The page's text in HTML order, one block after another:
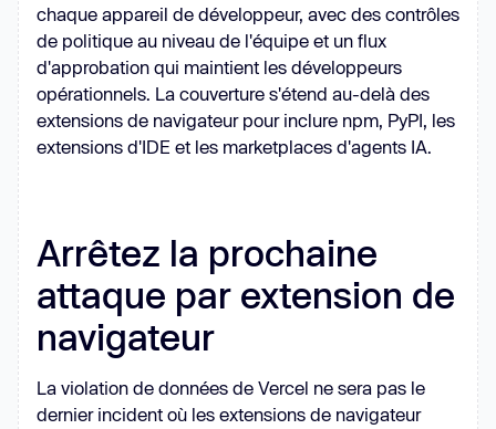
chaque appareil de développeur, avec des contrôles
de politique au niveau de l'équipe et un flux
d'approbation qui maintient les développeurs
opérationnels. La couverture s'étend au-delà des
extensions de navigateur pour inclure npm, PyPI, les
extensions d'IDE et les marketplaces d'agents IA.
Arrêtez la prochaine
attaque par extension de
navigateur
La violation de données de Vercel ne sera pas le
dernier incident où les extensions de navigateur